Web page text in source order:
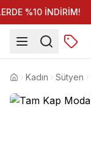
%10 İNDİRİM!
Anasayfa
Kadın Sütyen